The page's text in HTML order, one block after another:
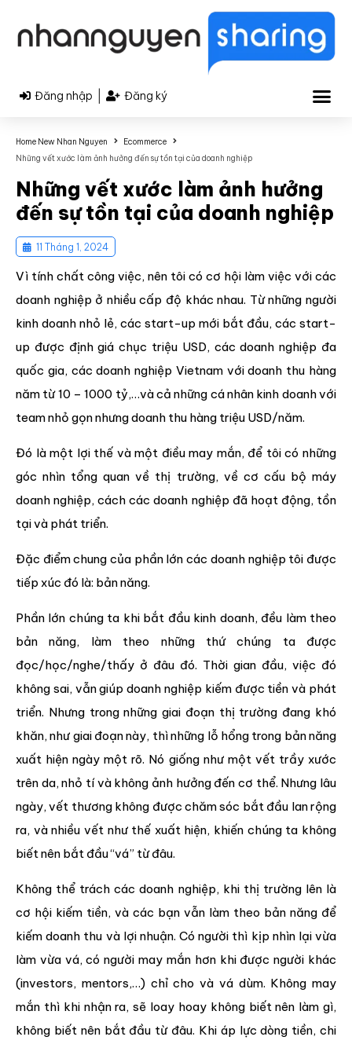
Đăng nhập Đăng ký
Home New Nhan Nguyen
Ecommerce
Những vết xước làm ảnh hưởng đến sự tồn tại của doanh nghiệp
Những vết xước làm ảnh hưởng
đến sự tồn tại của doanh nghiệp
11 Tháng 1, 2024
Vì tính chất công việc, nên tôi có cơ hội làm việc với các
doanh nghiệp ở nhiều cấp độ khác nhau. Từ những người
kinh doanh nhỏ lẻ, các start-up mới bắt đầu, các start-
up được định giá chục triệu USD, các doanh nghiệp đa
quốc gia, các doanh nghiệp Vietnam với doanh thu hàng
năm từ 10 – 1000 tỷ,…và cả những cá nhân kinh doanh với
team nhỏ gọn nhưng doanh thu hàng triệu USD/năm.
Đó là một lợi thế và một điều may mắn, để tôi có những
góc nhìn tổng quan về thị trường, về cơ cấu bộ máy
doanh nghiệp, cách các doanh nghiệp đã hoạt động, tồn
tại và phát triển.
Đặc điểm chung của phần lớn các doanh nghiệp tôi được
tiếp xúc đó là: bản năng.
Phần lớn chúng ta khi bắt đầu kinh doanh, đều làm theo
bản năng, làm theo những thứ chúng ta được
đọc/học/nghe/thấy ở đâu đó. Thời gian đầu, việc đó
không sai, vẫn giúp doanh nghiệp kiếm được tiền và phát
triển. Nhưng trong những giai đoạn thị trường đang khó
khăn, như giai đoạn này, thì những lỗ hổng trong bản năng
xuất hiện ngày một rõ. Nó giống như một vết trầy xước
trên da, nhỏ tí và không ảnh hưởng đến cơ thể. Nhưng lâu
ngày, vết thương không được chăm sóc bắt đầu lan rộng
ra, và nhiều vết như thế xuất hiện, khiến chúng ta không
biết nên bắt đầu “vá” từ đâu.
Không thể trách các doanh nghiệp, khi thị trường lên là
cơ hội kiếm tiền, và các bạn vẫn làm theo bản năng để
kiếm doanh thu và lợi nhuận. Có người thì kịp nhìn lại vừa
làm vừa vá, có người may mắn hơn khi được người khác
(investors, mentors,…) chỉ cho và vá dùm. Không may
mắn thì khi nhận ra, sẽ loay hoay không biết nên làm gì,
không biết nên bắt đầu từ đâu. Khi áp lực dòng tiền, chi